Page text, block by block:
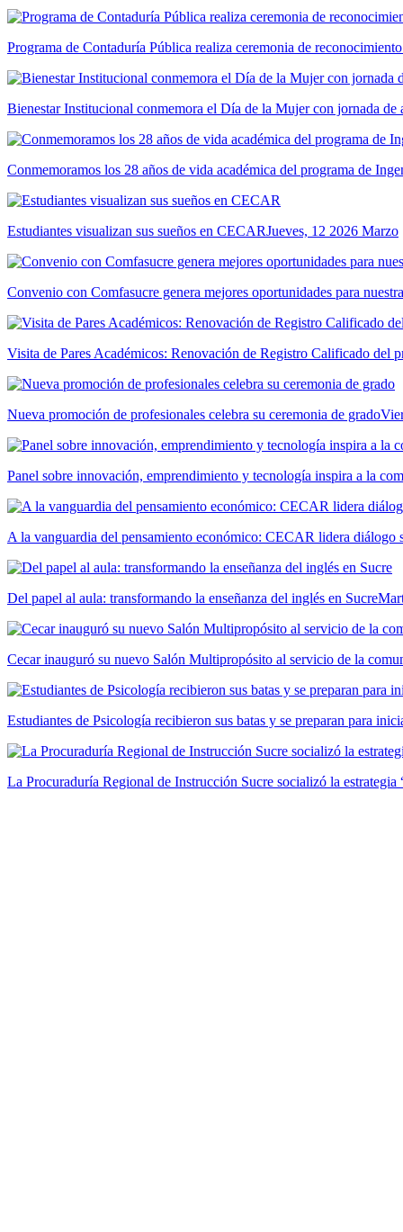
Programa de Contaduría Pública realiza ceremonia de
Bienestar Institucional conmemora el Día de la Mujer con jornada de
Conmemoramos los 28 años de vida académica del programa de
Estudiantes visualizan sus sueños en CECARJueves, 12 2026 Marzo
Convenio con Comfasucre genera mejores oportunidades para
Visita de Pares Académicos: Renovación de Registro Calificado del
Nueva promoción de profesionales celebra su ceremonia de grado
Panel sobre innovación, emprendimiento y tecnología inspira a la
A la vanguardia del pensamiento económico: CECAR lidera diálogo
Del papel al aula: transformando la enseñanza del inglés en Sucre
Cecar inauguró su nuevo Salón Multipropósito al servicio de la
Estudiantes de Psicología recibieron sus batas y se preparan para
La Procuraduría Regional de Instrucción Sucre socializó la estrategia